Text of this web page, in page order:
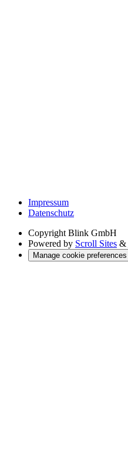
Impressum
Datenschutz
Copyright Blink GmbH
Powered by Scroll Sites &
Manage cookie preferences